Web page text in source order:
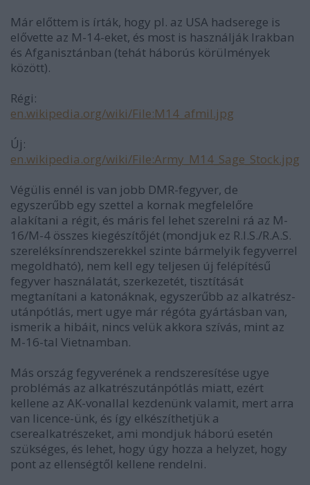
Már előttem is írták, hogy pl. az USA hadserege is
elővette az M-14-eket, és most is használják Irakban
és Afganisztánban (tehát háborús körülmények
között).
Régi:
en.wikipedia.org/wiki/File:M14_afmil.jpg
Új:
en.wikipedia.org/wiki/File:Army_M14_Sage_Stock.jpg
Végülis ennél is van jobb DMR-fegyver, de
egyszerűbb egy szettel a kornak megfelelőre
alakítani a régit, és máris fel lehet szerelni rá az M-
16/M-4 összes kiegészítőjét (mondjuk ez R.I.S./R.A.S.
szereléksínrendszerekkel szinte bármelyik fegyverrel
megoldható), nem kell egy teljesen új felépítésű
fegyver használatát, szerkezetét, tisztítását
megtanítani a katonáknak, egyszerűbb az alkatrész-
utánpótlás, mert ugye már régóta gyártásban van,
ismerik a hibáit, nincs velük akkora szívás, mint az
M-16-tal Vietnamban.
Más ország fegyverének a rendszeresítése ugye
problémás az alkatrészutánpótlás miatt, ezért
kellene az AK-vonallal kezdenünk valamit, mert arra
van licence-ünk, és így elkészíthetjük a
cserealkatrészeket, ami mondjuk háború esetén
szükséges, és lehet, hogy úgy hozza a helyzet, hogy
pont az ellenségtől kellene rendelni.